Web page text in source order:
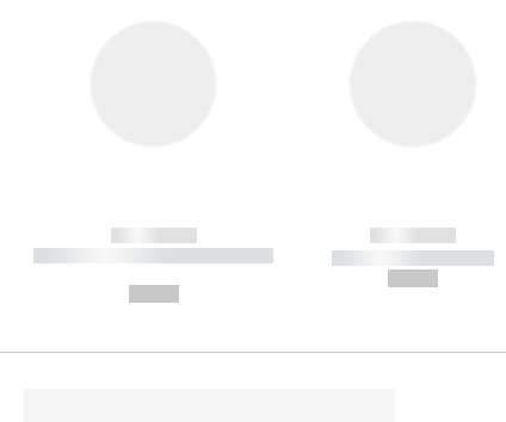
------------
----------- ----------- ----------
------------
----------- -----------